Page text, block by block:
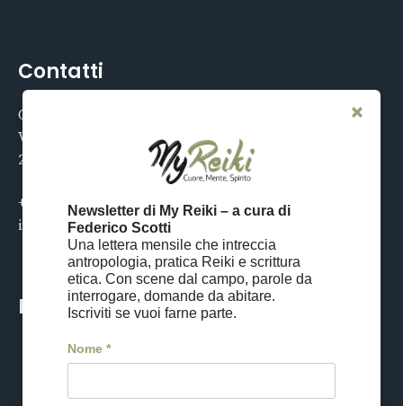
Contatti
Centro My Reiki
Via Tucidide 56
20134 Milano
+39 02 21119579
info@myreiki.it
Reiki Tour
Viaggio in Giappone
Cos'è il Reiki Tour
Newsletter di My Reiki – a cura di
Federico Scotti
Una lettera mensile che intreccia
antropologia, pratica Reiki e scrittura
etica. Con scene dal campo, parole da
interrogare, domande da abitare.
Iscriviti se vuoi farne parte.
Nome *